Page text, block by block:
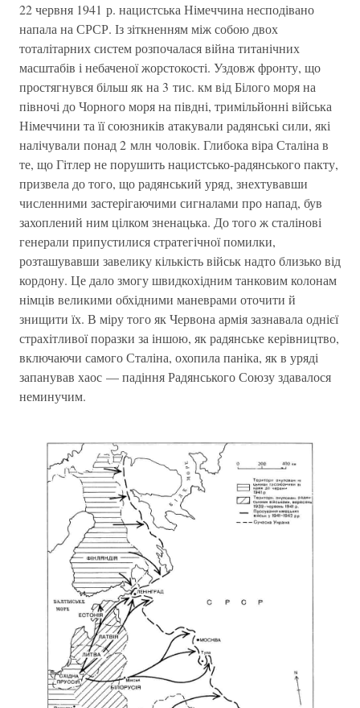
22 червня 1941 р. нацистська Німеччина несподівано
напала на СРСР. Із зіткненням між собою двох
тоталітарних систем розпочалася війна титанічних
масштабів і небаченої жорстокості. Уздовж фронту, що
простягнувся більш як на 3 тис. км від Білого моря на
півночі до Чорного моря на півдні, тримільйонні війська
Німеччини та її союзників атакували радянські сили, які
налічували понад 2 млн чоловік. Глибока віра Сталіна в
те, що Гітлер не порушить нацистсько-радянського пакту,
призвела до того, що радянський уряд, знехтувавши
численними застерігаючими сигналами про напад, був
захоплений ним цілком зненацька. До того ж сталінові
генерали припустилися стратегічної помилки,
розташувавши завелику кількість військ надто близько від
кордону. Це дало змогу швидкохідним танковим колонам
німців великими обхідними маневрами оточити й
знищити їх. В міру того як Червона армія зазнавала однієї
страхітливої поразки за іншою, як радянське керівництво,
включаючи самого Сталіна, охопила паніка, як в уряді
запанував хаос — падіння Радянського Союзу здавалося
неминучим.